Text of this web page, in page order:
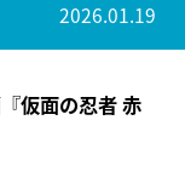
2026.01.19
仮面の忍者 赤